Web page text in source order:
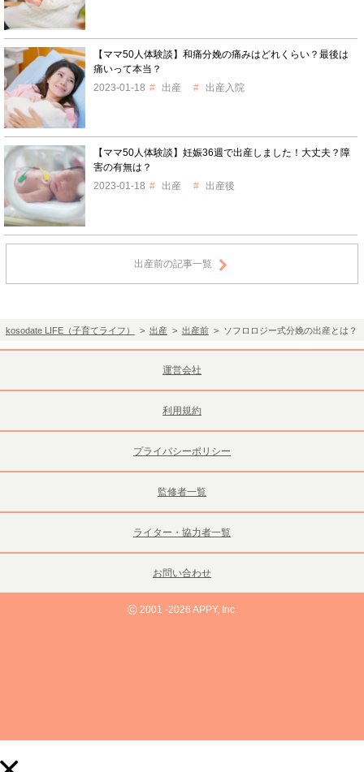
【ママ50人体験談】和痛分娩の痛みはどれくらい？最後は
痛いって本当？
2023-01-18
出産 出産入院
【ママ50人体験談】妊娠36週で出産しました！大丈夫？障
害の有無は？
2023-01-18
出産 出産後
出産前の記事一覧
kosodate LIFE（子育てライフ） > 出産 > 出産前> ソフロロジー式分娩の出産とは？
運営会社
利用規約
プライバシーポリシー
監修者一覧
ライター・協力者一覧
お問い合わせ
©2001 -2026 APPY, Inc.